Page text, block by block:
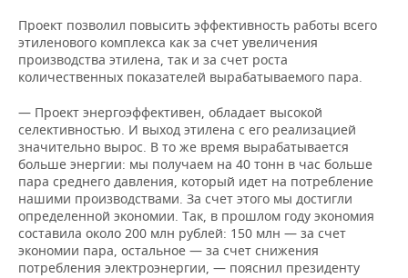
Проект позволил повысить эффективность работы всего
этиленового комплекса как за счет увеличения
производства этилена, так и за счет роста
количественных показателей вырабатываемого пара.
— Проект энергоэффективен, обладает высокой
селективностью. И выход этилена с его реализацией
значительно вырос. В то же время вырабатывается
больше энергии: мы получаем на 40 тонн в час больше
пара среднего давления, который идет на потребление
нашими производствами. За счет этого мы достигли
определенной экономии. Так, в прошлом году экономия
составила около 200 млн рублей: 150 млн — за счет
экономии пара, остальное — за счет снижения
потребления электроэнергии, — пояснил президенту